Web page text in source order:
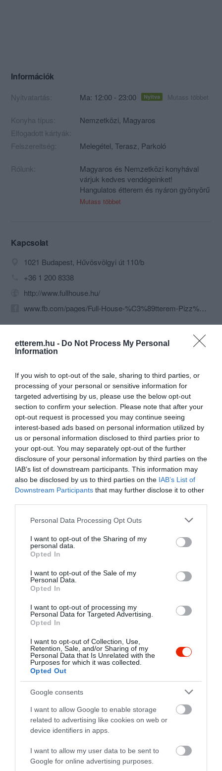
etterem.hu - Do Not Process My Personal
Information
If you wish to opt-out of the sale, sharing to third parties, or
processing of your personal or sensitive information for
targeted advertising by us, please use the below opt-out
section to confirm your selection. Please note that after your
opt-out request is processed you may continue seeing
interest-based ads based on personal information utilized by
us or personal information disclosed to third parties prior to
your opt-out. You may separately opt-out of the further
disclosure of your personal information by third parties on the
IAB’s list of downstream participants. This information may
also be disclosed by us to third parties on the IAB’s List of
Downstream Participants that may further disclose it to other
Please note that this website/app uses one or more Google
not limited to your visit or usage behaviour. You may click to
grant or deny consent to Google and its third-party tags to
use your data for below specified purposes in below Google
consent section.
Personal Data Processing Opt Outs
I want to opt-out of the Sharing of my
personal data.
Opted In
I want to opt-out of the Sale of my
Personal Data.
Opted In
I want to opt-out of processing my
Personal Data for Targeted Advertising.
Opted In
I want to opt-out of Collection, Use,
Retention, Sale, and/or Sharing of my
Personal Data that Is Unrelated with the
Purposes for which it was collected.
Opted Out
Google consents
I want to allow Google to enable storage
related to advertising like cookies on web or
device identifiers in apps.
I want to allow my user data to be sent to
Google for online advertising purposes.
Információk
Nyitvatartás: Ma: 12:00 - 23:00 Nyitva Mutass többet
Konyha típus: Nemzetközi, Magyaros
Elfogadott kártyák:
Felszereltség:
Melegétel, Terasz, Parkoló
Rólunk:
Magyaros és Nemzetközi konyhával
várjuk kedves vendégeinket!
Hangulatos étterem és nyáron gyönyörű
kerthelyiség játszótérrel a gyerekek
is rendelhetsz tőlünk.
Mutass többet
Kapcsolat
1021 Budapest, Hűvösvölgyi út 110/b
+36 1 200 8338
http://www.fullhouse.hu/
www.fb.com/pages/Full-House-%C3%89tterem-Pizz%C3%A9ria/168306986531549
Probléma jelentése Te vagy a tulajdonos?
Értékelések Értékeld Te is
5.0 5 4
4 0
0
1 0